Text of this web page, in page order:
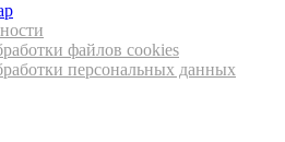
файлов cookies
персональных данных